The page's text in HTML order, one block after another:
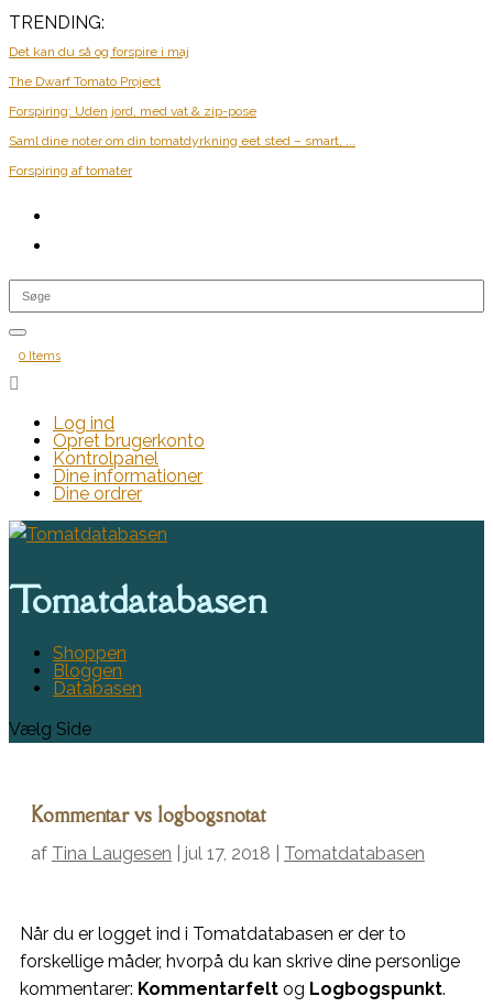
TRENDING:
Det kan du så og forspire i maj
The Dwarf Tomato Project
Forspiring: Uden jord, med vat & zip-pose
Saml dine noter om din tomatdyrkning eet sted – smart, ...
Forspiring af tomater
0 Items

Log ind
Opret brugerkonto
Kontrolpanel
Dine informationer
Dine ordrer
Tomatdatabasen
Shoppen
Bloggen
Databasen
Vælg Side
Kommentar vs logbogsnotat
af Tina Laugesen jul 17, 2018 Tomatdatabasen
Når du er logget ind i Tomatdatabasen er der to
forskellige måder, hvorpå du kan skrive dine personlige
kommentarer: Kommentarfelt og Logbogspunkt.